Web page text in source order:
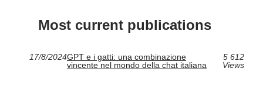
Most current publications
17/8/2024GPT e i gatti: una combinazione
vincente nel mondo della chat italiana
5 612
Views